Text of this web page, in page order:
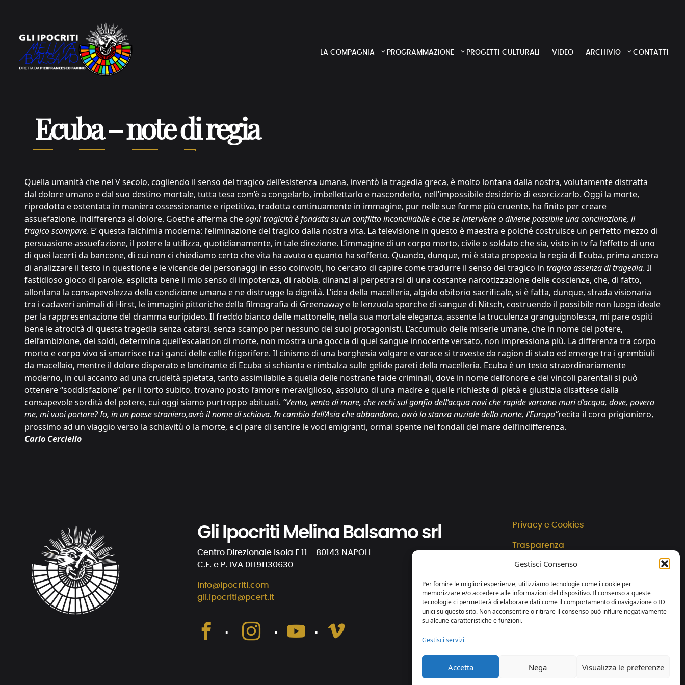
Gestisci Consenso
Per fornire le migliori esperienze, utilizziamo tecnologie come i cookie per
memorizzare e/o accedere alle informazioni del dispositivo. Il consenso a queste
tecnologie ci permetterà di elaborare dati come il comportamento di navigazione o ID
unici su questo sito. Non acconsentire o ritirare il consenso può influire negativamente
su alcune caratteristiche e funzioni.
Gestisci servizi
Accetta Nega Visualizza le preferenze
LA COMPAGNIA PROGRAMMAZIONE PROGETTI CULTURALI VIDEO ARCHIVIO CONTATTI
Ecuba – note di regia
Quella umanità che nel V secolo, cogliendo il senso del tragico dell’esistenza umana, inventò la tragedia greca, è molto lontana dalla nostra, volutamente distratta
dal dolore umano e dal suo destino mortale, tutta tesa com’è a congelarlo, imbellettarlo e nasconderlo, nell’impossibile desiderio di esorcizzarlo. Oggi la morte,
riprodotta e ostentata in maniera ossessionante e ripetitiva, tradotta continuamente in immagine, pur nelle sue forme più cruente, ha finito per creare
assuefazione, indifferenza al dolore. Goethe afferma cheogni tragicità è fondata su un conflitto inconciliabile e che se interviene o diviene possibile una conciliazione, il
tragico scompare. E’ questa l’alchimia moderna: l’eliminazione del tragico dalla nostra vita. La televisione in questo è maestra e poiché costruisce un perfetto mezzo di
persuasione-assuefazione, il potere la utilizza, quotidianamente, in tale direzione. L’immagine di un corpo morto, civile o soldato che sia, visto in tv fa l’effetto di uno
di quei lacerti da bancone, di cui non ci chiediamo certo che vita ha avuto o quanto ha sofferto. Quando, dunque, mi è stata proposta la regia di Ecuba, prima ancora
di analizzare il testo in questione e le vicende dei personaggi in esso coinvolti, ho cercato di capire come tradurre il senso del tragico in tragica assenza di tragedia. Il
fastidioso gioco di parole, esplicita bene il mio senso di impotenza, di rabbia, dinanzi al perpetrarsi di una costante narcotizzazione delle coscienze, che, di fatto,
allontana la consapevolezza della condizione umana e ne distrugge la dignità. L’idea della macelleria, algido obitorio sacrificale, si è fatta, dunque, strada visionaria
tra i cadaveri animali di Hirst, le immagini pittoriche della filmografia di Greenaway e le lenzuola sporche di sangue di Nitsch, costruendo il possibile non luogo ideale
per la rappresentazione del dramma euripideo. Il freddo bianco delle mattonelle, nella sua mortale eleganza, assente la truculenza granguignolesca, mi pare ospiti
bene le atrocità di questa tragedia senza catarsi, senza scampo per nessuno dei suoi protagonisti. L’accumulo delle miserie umane, che in nome del potere,
dell’ambizione, dei soldi, determina quell’escalation di morte, non mostra una goccia di quel sangue innocente versato, non impressiona più. La differenza tra corpo
morto e corpo vivo si smarrisce tra i ganci delle celle frigorifere. Il cinismo di una borghesia volgare e vorace si traveste da ragion di stato ed emerge tra i grembiuli
da macellaio, mentre il dolore disperato e lancinante di Ecuba si schianta e rimbalza sulle gelide pareti della macelleria. Ecuba è un testo straordinariamente
moderno, in cui accanto ad una crudeltà spietata, tanto assimilabile a quella delle nostrane faide criminali, dove in nome dell’onore e dei vincoli parentali si può
ottenere “soddisfazione” per il torto subito, trovano posto l’amore meraviglioso, assoluto di una madre e quelle richieste di pietà e giustizia disattese dalla
consapevole sordità del potere, cui oggi siamo purtroppo abituati. “Vento, vento di mare, che rechi sul gonfio dell’acqua navi che rapide varcano muri d’acqua, dove, povera
me, mi vuoi portare? Io, in un paese straniero,avrò il nome di schiava. In cambio dell’Asia che abbandono, avrò la stanza nuziale della morte, l’Europa”recita il coro prigioniero,
prossimo ad un viaggio verso la schiavitù o la morte, e ci pare di sentire le voci emigranti, ormai spente nei fondali del mare dell’indifferenza.
Carlo Cerciello
Gli Ipocriti Melina Balsamo srl
Centro Direzionale isola F 11 - 80143 NAPOLI
C.F. e P. IVA 01191130630
info@ipocriti.com
gli.ipocriti@pcert.it
⋅ ⋅ ⋅
Privacy e Cookies
Trasparenza
web by essedicom